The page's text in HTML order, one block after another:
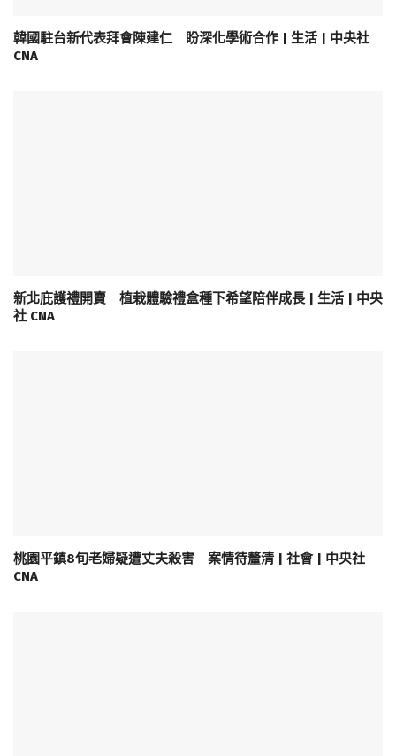
韓國駐台新代表拜會陳建仁 盼深化學術合作 | 生活 | 中央社
CNA
新北庇護禮開賣 植栽體驗禮盒種下希望陪伴成長 | 生活 | 中央
社 CNA
桃園平鎮8旬老婦疑遭丈夫殺害 案情待釐清 | 社會 | 中央社
CNA